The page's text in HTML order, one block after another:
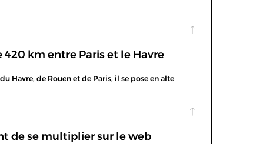
km entre Paris et le Havre
Havre, de Rouen et de Paris, il se pose en alte
de se multiplier sur le web